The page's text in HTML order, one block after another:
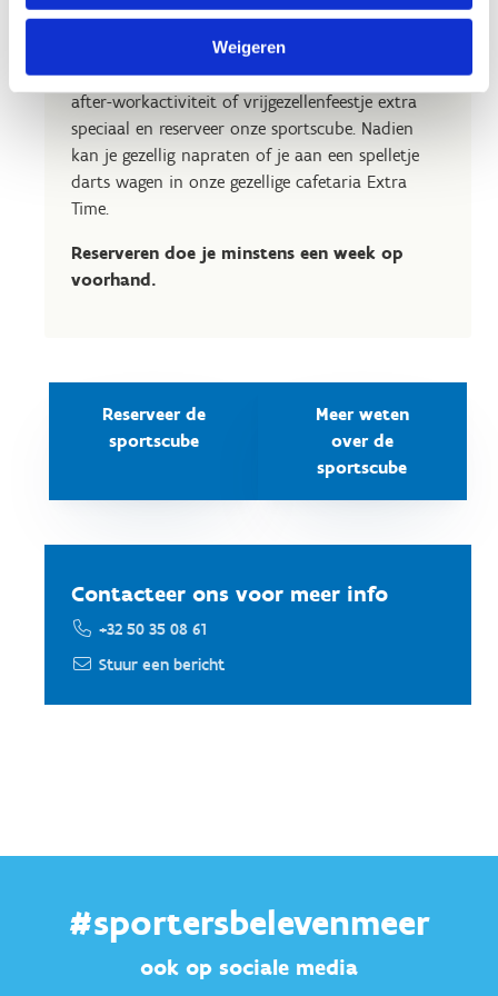
Weigeren
Maak jouw verjaardagsfeestje, familieuitstap,
after-workactiviteit of vrijgezellenfeestje extra
speciaal en reserveer onze sportscube. Nadien
kan je gezellig napraten of je aan een spelletje
darts wagen in onze gezellige cafetaria Extra
Time.
Reserveren doe je minstens een week op
voorhand.
Reserveer de
sportscube
Meer weten
over de
sportscube
Contacteer ons voor meer info
+32 50 35 08 61
Stuur een bericht
#sportersbelevenmeer
ook op sociale media